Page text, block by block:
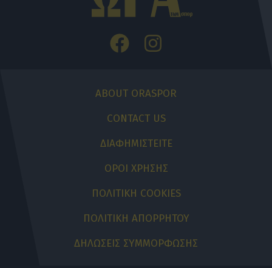
ABOUT ORASPOR
CONTACT US
ΔΙΑΦΗΜΙΣΤΕΙΤΕ
ΟΡΟΙ ΧΡΗΣΗΣ
ΠΟΛΙΤΙΚΗ COOKIES
ΠΟΛΙΤΙΚΗ ΑΠΟΡΡΗΤΟΥ
ΔΗΛΩΣΕΙΣ ΣΥΜΜΟΡΦΩΣΗΣ